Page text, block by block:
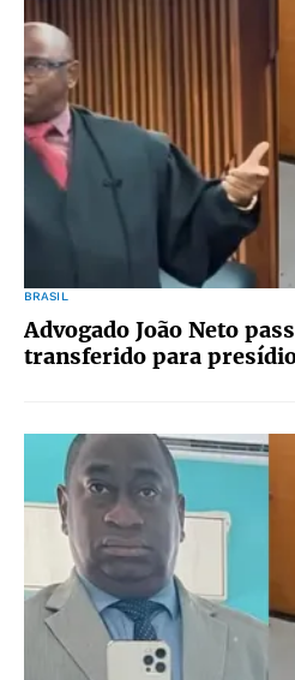
BRASIL
Advogado João Neto
transferido para